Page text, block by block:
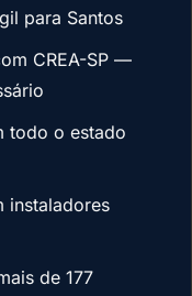
para Santos
CREA-SP —
todo o estado
instaladores
de 177